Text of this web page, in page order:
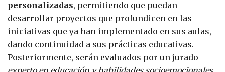
personalizadas, permitiendo que puedan
desarrollar proyectos que profundicen en las
iniciativas que ya han implementado en sus aulas,
dando continuidad a sus prácticas educativas.
Posteriormente, serán evaluados por un jurado